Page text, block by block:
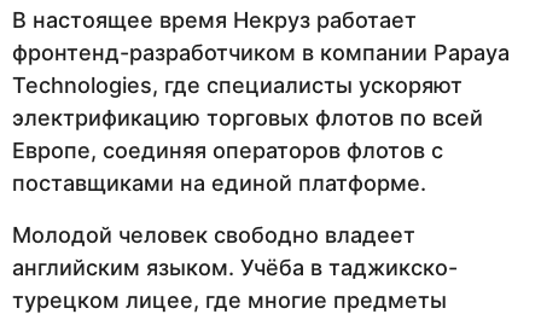
В настоящее время Некруз работает
фронтенд-разработчиком в компании Papaya
Technologies, где специалисты ускоряют
электрификацию торговых флотов по всей
Европе, соединяя операторов флотов с
поставщиками на единой платформе.
Молодой человек свободно владеет
английским языком. Учёба в таджикско-
турецком лицее, где многие предметы